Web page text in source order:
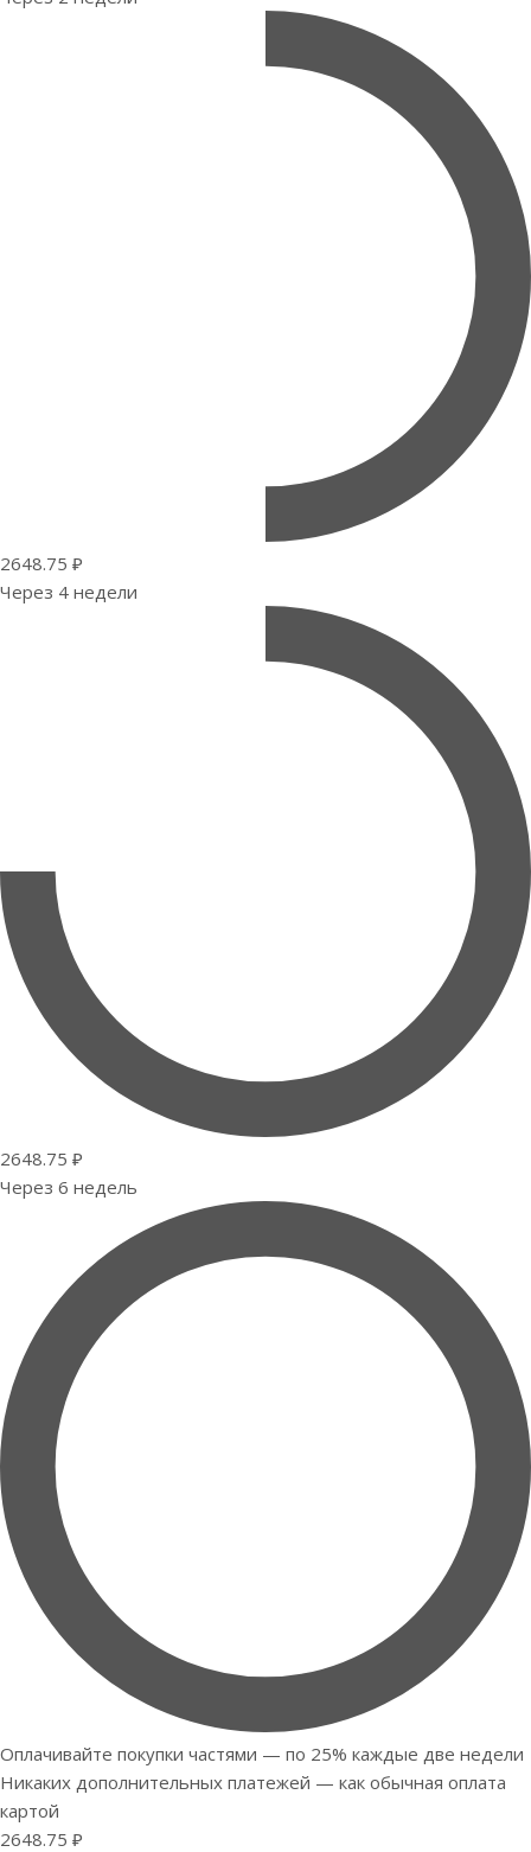
2648.75 ₽
Через 4 недели
2648.75 ₽
Через 6 недель
Оплачивайте покупки частями — по 25% каждые две недели
Никаких дополнительных платежей — как обычная оплата
картой
2648.75 ₽